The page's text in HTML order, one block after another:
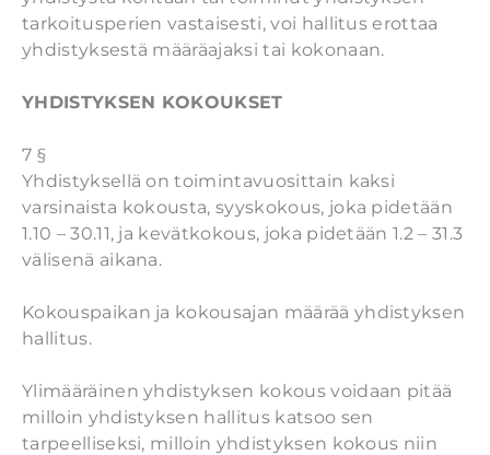
tarkoitusperien vastaisesti, voi hallitus erottaa
yhdistyksestä määräajaksi tai kokonaan.
YHDISTYKSEN KOKOUKSET
​7 §
Yhdistyksellä on toimintavuosittain kaksi
varsinaista kokousta, syyskokous, joka pidetään
1.10 – 30.11, ja kevätkokous, joka pidetään 1.2 – 31.3
välisenä aikana.
Kokouspaikan ja kokousajan määrää yhdistyksen
hallitus.
Ylimääräinen yhdistyksen kokous voidaan pitää
milloin yhdistyksen hallitus katsoo sen
tarpeelliseksi, milloin yhdistyksen kokous niin